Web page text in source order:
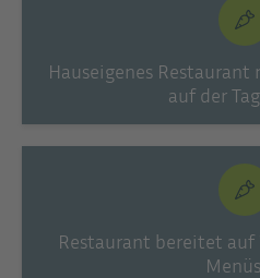
Hauseigenes
auf der
Restaurant bereitet auf